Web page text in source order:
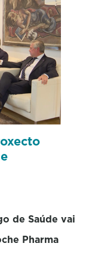
de Saúde vai
Pharma